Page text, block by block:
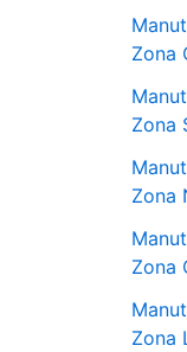
Zona
Zona
Zona
Zona
Zona